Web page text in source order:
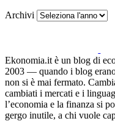
Archivi
Ekonomia.it è un blog di
2003 — quando i blog
non si è mai fermato.
cambiati i mercati e i
l’economia e la finanza si
gergo inutile, a chi vuole